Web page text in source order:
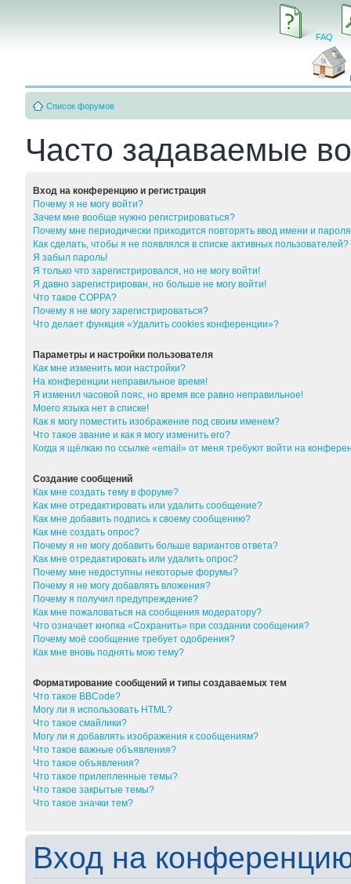
FAQ
Список форумов
Часто задаваемые
Вход на конференцию и регистрация
Почему я не могу войти?
Зачем мне вообще нужно регистрироваться?
Почему мне периодически приходится повторять ввод имени и
Как сделать, чтобы я не появлялся в списке активных пользователей?
Я забыл пароль!
Я только что зарегистрировался, но не могу войти!
Я давно зарегистрирован, но больше не могу войти!
Что такое COPPA?
Почему я не могу зарегистрироваться?
Что делает функция «Удалить cookies конференции»?
Параметры и настройки пользователя
Как мне изменить мои настройки?
На конференции неправильное время!
Я изменил часовой пояс, но время все равно неправильное!
Моего языка нет в списке!
Как я могу поместить изображение под своим именем?
Что такое звание и как я могу изменить его?
Когда я щёлкаю по ссылке «email» от меня требуют войти на
Создание сообщений
Как мне создать тему в форуме?
Как мне отредактировать или удалить сообщение?
Как мне добавить подпись к своему сообщению?
Как мне создать опрос?
Почему я не могу добавить больше вариантов ответа?
Как мне отредактировать или удалить опрос?
Почему мне недоступны некоторые форумы?
Почему я не могу добавлять вложения?
Почему я получил предупреждение?
Как мне пожаловаться на сообщения модератору?
Что означает кнопка «Сохранить» при создании сообщения?
Почему моё сообщение требует одобрения?
Как мне вновь поднять мою тему?
Форматирование сообщений и типы создаваемых тем
Что такое BBCode?
Могу ли я использовать HTML?
Что такое смайлики?
Могу ли я добавлять изображения к сообщениям?
Что такое важные объявления?
Что такое объявления?
Что такое прилепленные темы?
Что такое закрытые темы?
Что такое значки тем?
Вход на